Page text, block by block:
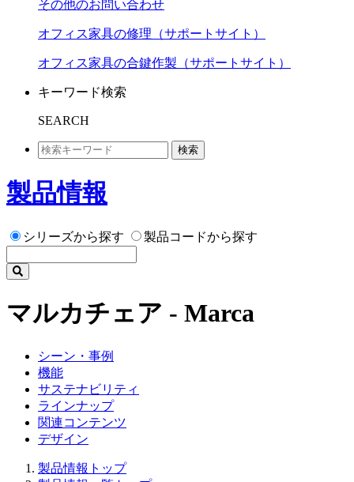
その他のお問い合わせ
オフィス家具の修理（サポートサイト）
オフィス家具の合鍵作製（サポートサイト）
キーワード検索
SEARCH
検索
製品情報
シリーズから探す 製品コードから探す
マルカチェア - Marca
シーン・事例
機能
サステナビリティ
ラインナップ
関連コンテンツ
デザイン
製品情報トップ